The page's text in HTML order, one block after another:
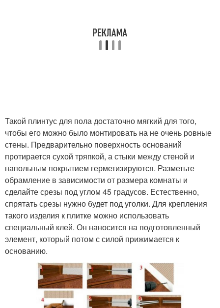
Такой плинтус для пола достаточно мягкий для того,
чтобы его можно было монтировать на не очень ровные
стены. Предварительно поверхность оснований
протирается сухой тряпкой, а стыки между стеной и
напольным покрытием герметизируются. Разметьте
обрамление в зависимости от размера комнаты и
сделайте срезы под углом 45 градусов. Естественно,
спрятать срезы нужно будет под уголки. Для крепления
такого изделия к плитке можно использовать
специальный клей. Он наносится на подготовленный
элемент, который потом с силой прижимается к
основанию.